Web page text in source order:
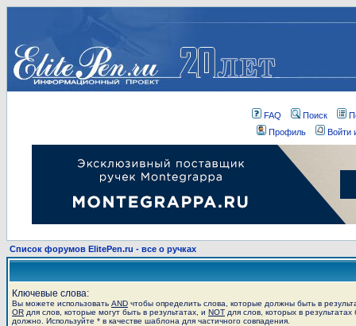
FAQ Поиск
Профиль
Войти
Список форумов ElitePen.ru - все о ручках
Ключевые слова:
Вы можете использовать AND чтобы определить слова, которые должны быть в
OR для слов, которые могут быть в результатах, и NOT для слов, которых в результатах
должно. Используйте * в качестве шаблона для частичного совпадения.